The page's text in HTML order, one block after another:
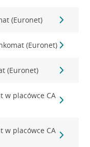
(Euronet)
(Euronet)
(Euronet)
w placówce CA
w placówce CA